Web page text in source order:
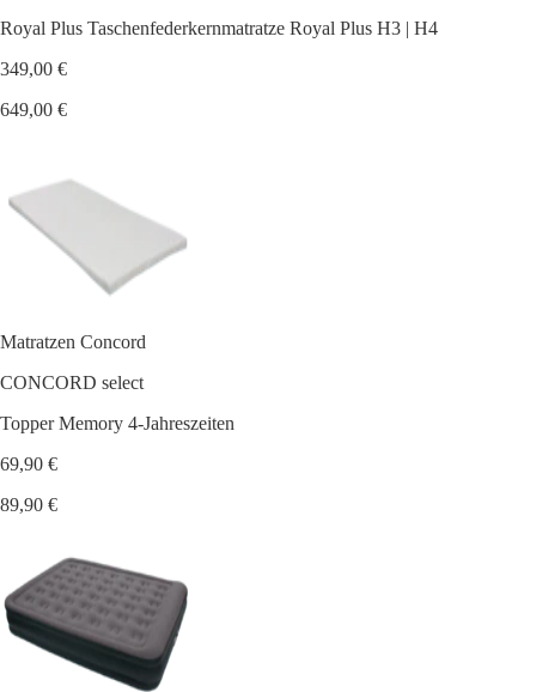
Royal Plus Taschenfederkernmatratze Royal Plus H3 | H4
349,00 €
649,00 €
Matratzen Concord
CONCORD select
Topper Memory 4-Jahreszeiten
69,90 €
89,90 €